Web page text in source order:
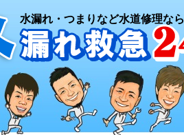
水漏れ・つまりなど水道修理なら